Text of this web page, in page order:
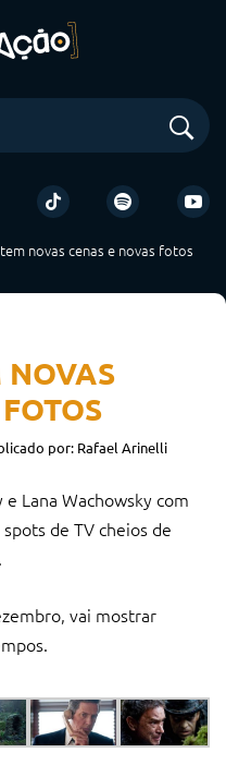
tem novas cenas e novas fotos
NOVAS
por: Rafael Arinelli
Lana Wachowsky com
de TV cheios de
vai mostrar